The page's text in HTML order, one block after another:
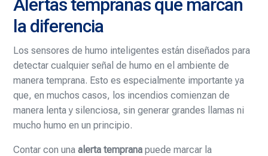
Alertas tempranas que marcan
la diferencia
Los sensores de humo inteligentes están diseñados para
detectar cualquier señal de humo en el ambiente de
manera temprana. Esto es especialmente importante ya
que, en muchos casos, los incendios comienzan de
manera lenta y silenciosa, sin generar grandes llamas ni
mucho humo en un principio.
Contar con unaalerta temprana puede marcar la